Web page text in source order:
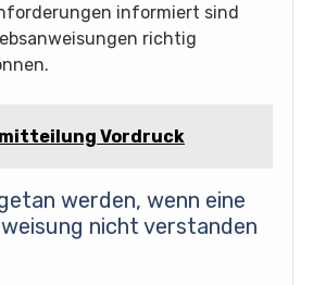
informiert sind
richtig
Vordruck
werden, wenn eine
nicht verstanden